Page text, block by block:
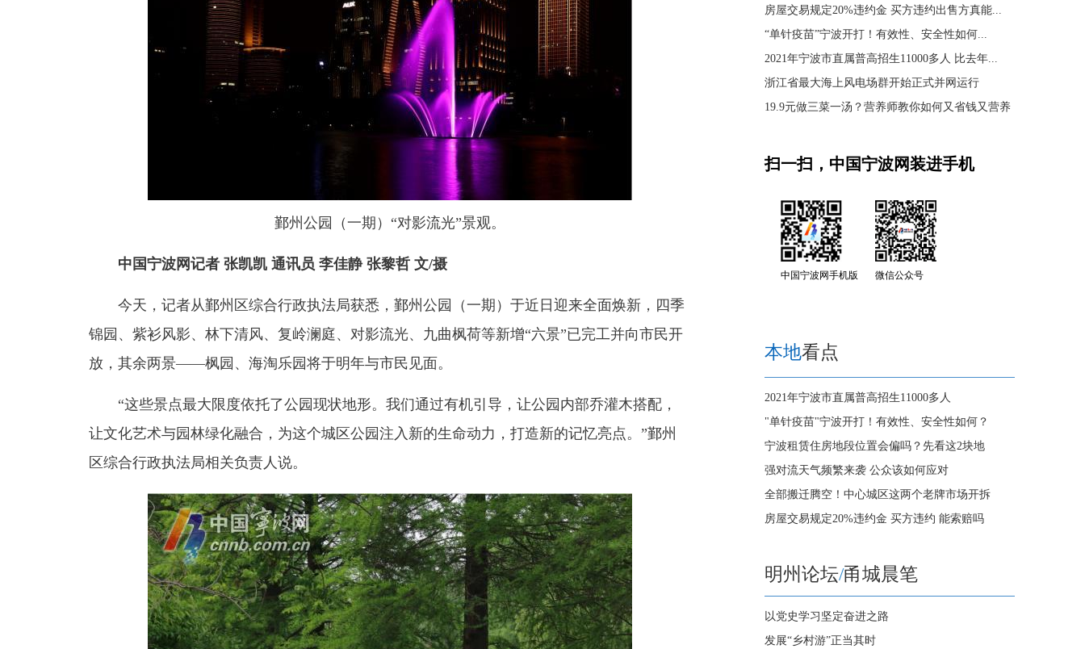
鄞州公园（一期）“对影流光”景观。
中国宁波网记者 张凯凯 通讯员 李佳静 张黎哲 文/摄
今天，记者从鄞州区综合行政执法局获悉，鄞州公园（一期）于近日迎来全面焕新，四季
锦园、紫衫风影、林下清风、复岭澜庭、对影流光、九曲枫荷等新增“六景”已完工并向市民开
放，其余两景——枫园、海淘乐园将于明年与市民见面。
“这些景点最大限度依托了公园现状地形。我们通过有机引导，让公园内部乔灌木搭配，
让文化艺术与园林绿化融合，为这个城区公园注入新的生命动力，打造新的记忆亮点。”鄞州
区综合行政执法局相关负责人说。
房屋交易规定20%违约金 买方违约出售方真能...
“单针疫苗”宁波开打！有效性、安全性如何...
2021年宁波市直属普高招生11000多人 比去年...
浙江省最大海上风电场群开始正式并网运行
19.9元做三菜一汤？营养师教你如何又省钱又营养
扫一扫，中国宁波网装进手机
中国宁波网手机版 微信公众号
本地看点
2021年宁波市直属普高招生11000多人
"单针疫苗"宁波开打！有效性、安全性如何？
宁波租赁住房地段位置会偏吗？先看这2块地
强对流天气频繁来袭 公众该如何应对
全部搬迁腾空！中心城区这两个老牌市场开拆
房屋交易规定20%违约金 买方违约 能索赔吗
明州论坛/甬城晨笔
以党史学习坚定奋进之路
发展“乡村游”正当其时